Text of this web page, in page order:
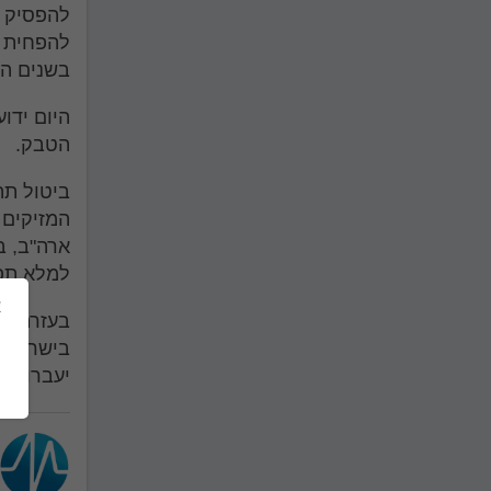
להפסיק
להפחית
בשנים
היום
הטבק.
ביטול
ארה"ב,
למלא
בעזרת
יעברו